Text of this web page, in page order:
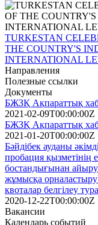
TURKESTAN
THE COUNTRY'S
INTERNATIONAL
Направления
Полезные ссылки
Документы
БЖЗҚ Ақпараттық
2021-02-09T00:00:00Z
БЖЗҚ Ақпараттық
2021-01-20T00:00:00Z
Бәйдібек ауданы
пробация қызметінің
бостандығынан
жұмысқа
квоталар белгілеу
2020-12-22T00:00:00Z
Вакансии
Календарь событий